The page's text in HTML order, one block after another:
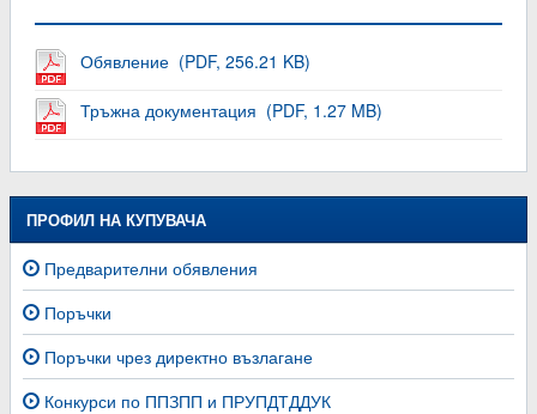
Обявление (PDF, 256.21 KB)
Тръжна документация (PDF, 1.27 MB)
ПРОФИЛ НА КУПУВАЧА
Предварителни обявления
Поръчки
Поръчки чрез директно възлагане
Конкурси по ППЗПП и ПРУПДТДДУК